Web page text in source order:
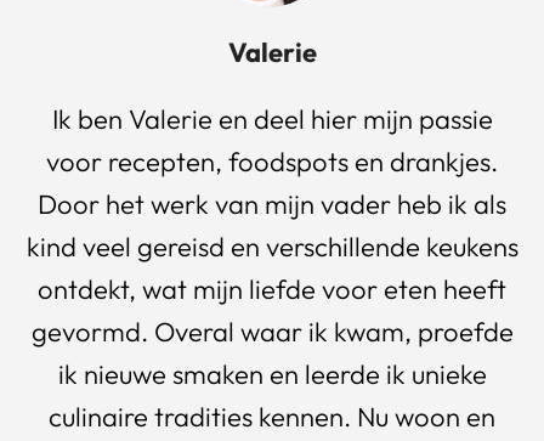
Valerie
Ik ben Valerie en deel hier mijn passie
voor recepten, foodspots en drankjes.
Door het werk van mijn vader heb ik als
kind veel gereisd en verschillende keukens
ontdekt, wat mijn liefde voor eten heeft
gevormd. Overal waar ik kwam, proefde
ik nieuwe smaken en leerde ik unieke
culinaire tradities kennen. Nu woon en